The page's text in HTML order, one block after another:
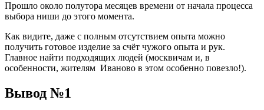
Прошло около полутора месяцев времени от начала процесса
выбора ниши до этого момента.
Как видите, даже с полным отсутствием опыта можно
получить готовое изделие за счёт чужого опыта и рук.
Главное найти подходящих людей (москвичам и, в
особенности, жителям Иваново в этом особенно повезло!).
Вывод №1